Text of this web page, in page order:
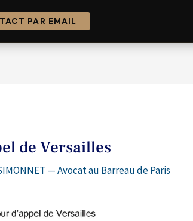
PAR EMAIL
de Versailles
— Avocat au Barreau de Paris